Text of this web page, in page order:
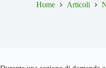
Home Articoli